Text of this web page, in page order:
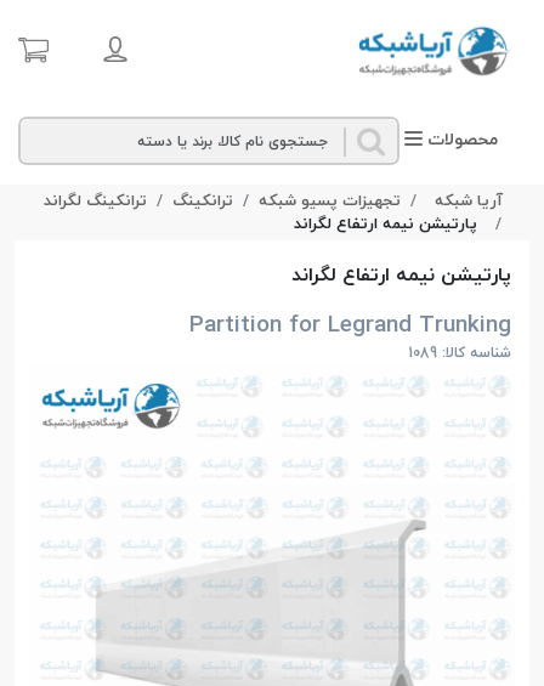
محصولات
آریا شبکه تجهیزات پسیو شبکه ترانکینگ
ترانکینگ لگراند
پارتيشن نيمه ارتفاع لگراند
پارتيشن نيمه ارتفاع لگراند
Partition for Legrand Trunking
شناسه کالا: 1089